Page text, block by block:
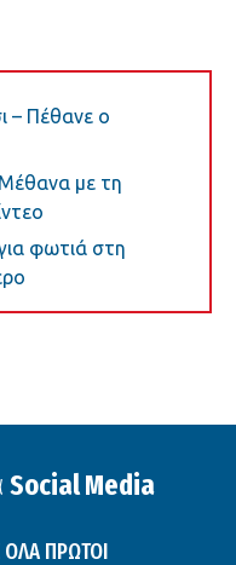
– Πέθανε ο
με τη
φωτιά στη
Social Media
ΟΛΑ ΠΡΩΤΟΙ